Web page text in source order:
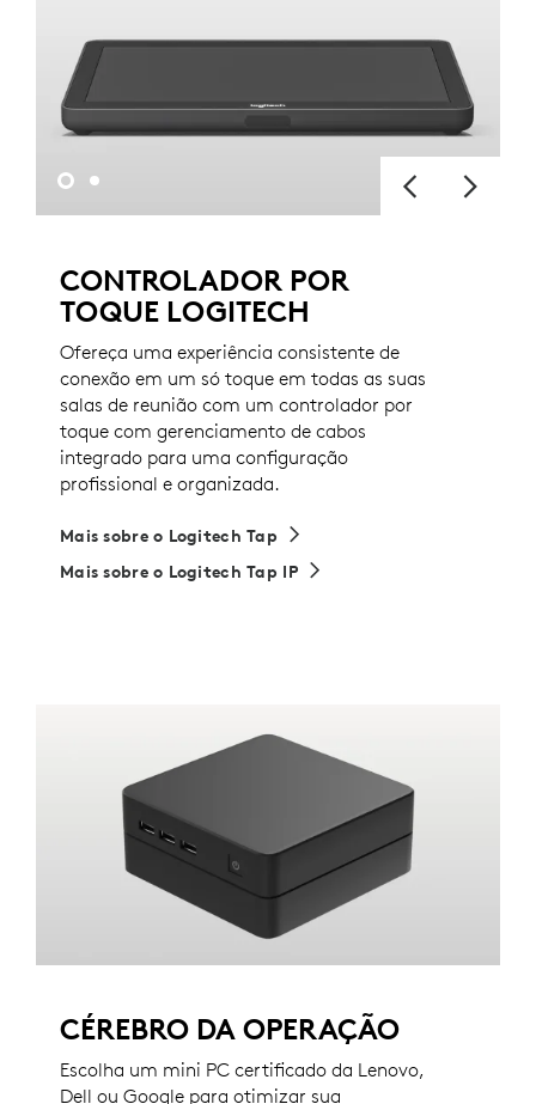
CONTROLADOR POR
TOQUE LOGITECH
Ofereça uma experiência consistente de
conexão em um só toque em todas as suas
salas de reunião com um controlador por
toque com gerenciamento de cabos
integrado para uma configuração
profissional e organizada.
Mais sobre o Logitech Tap
Mais sobre o Logitech Tap IP
CÉREBRO DA OPERAÇÃO
Escolha um mini PC certificado da Lenovo,
Dell ou Google para otimizar sua